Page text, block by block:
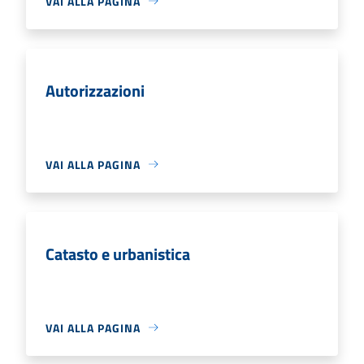
Autorizzazioni
VAI ALLA PAGINA
Catasto e urbanistica
VAI ALLA PAGINA